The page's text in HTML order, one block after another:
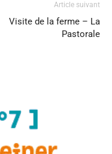
Article suivant
Visite de la ferme – La
Pastorale